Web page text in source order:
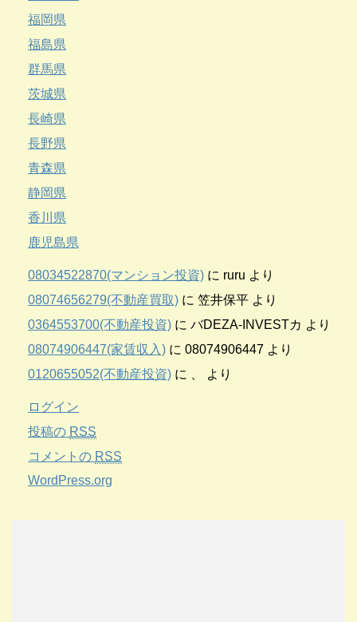
福岡県
福島県
群馬県
茨城県
長崎県
長野県
青森県
静岡県
香川県
鹿児島県
08034522870(マンション投資) に ruru より
08074656279(不動産買取) に 笠井保平 より
0364553700(不動産投資) に バDEZA-INVESTカ より
08074906447(家賃収入) に 08074906447 より
0120655052(不動産投資) に より
ログイン
投稿の RSS
コメントの RSS
WordPress.org